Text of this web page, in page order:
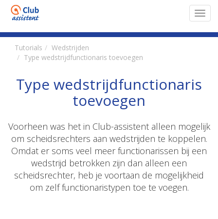
Tutorials
Wedstrijden
Type wedstrijdfunctionaris toevoegen
Type wedstrijdfunctionaris
toevoegen
Voorheen was het in Club-assistent alleen mogelijk
om scheidsrechters aan wedstrijden te koppelen.
Omdat er soms veel meer functionarissen bij een
wedstrijd betrokken zijn dan alleen een
scheidsrechter, heb je voortaan de mogelijkheid
om zelf functionaristypen toe te voegen.